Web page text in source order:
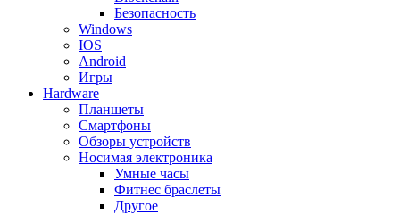
Безопасность
Windows
IOS
Android
Игры
Hardware
Планшеты
Смартфоны
Обзоры устройств
Носимая электроника
Умные часы
Фитнес браслеты
Другое